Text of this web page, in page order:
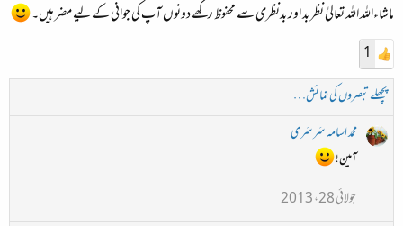
ماشاءاللہ اللہ تعالیٰ نظر بد اور بدنظری سے محفوظ رکھےدونوں آپ کی جوانی کے لیے مضر ہیں۔
1
پچھلے تبصروں کی نمائش…
محمد اسامہ سَرسَری
آمین!
جولائی 28، 2013